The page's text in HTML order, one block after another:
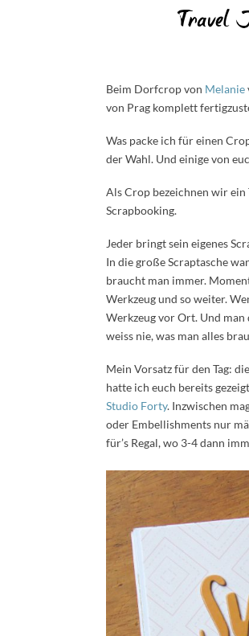
Travel
Beim Dorfcrop von Melanie
von Prag komplett
Was packe ich für einen
der Wahl. Und einige von
Als Crop bezeichnen wir ein
Scrapbooking.
Jeder bringt sein eigenes
In die große Scraptasche
braucht man immer.
Werkzeug und so weiter.
Werkzeug vor Ort. Und
weiss nie, was man alles
Mein Vorsatz für den Tag:
hatte ich euch bereits
Studio Forty. Inzwischen
oder Embellishments nur
für’s Regal, wo 3-4 dann